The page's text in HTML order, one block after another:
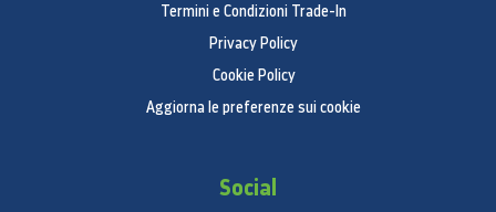
Termini e Condizioni Trade-In
Privacy Policy
Cookie Policy
Aggiorna le preferenze sui cookie
Social